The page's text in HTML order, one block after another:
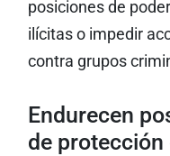
posiciones de
ilícitas o impedir
contra grupos
Endurecen
de protección